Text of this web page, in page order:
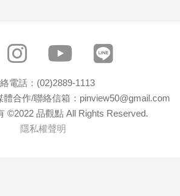
電話：(02)2889-1113
合作/聯絡信箱：pinview50@gmail.com
©2022 品觀點 All Rights Reserved.
隱私權聲明